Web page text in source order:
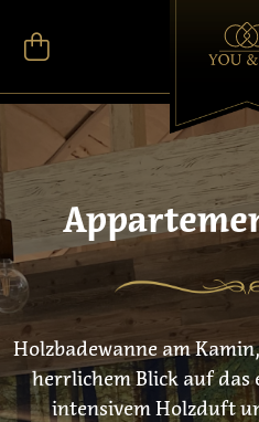
Holzbadewanne am
herrlichem Blick auf das
intensivem Holzduft